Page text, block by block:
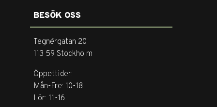
BESÖK OSS
Tegnérgatan 20
113 59 Stockholm
Öppettider:
Mån-Fre: 10-18
Lör: 11-16